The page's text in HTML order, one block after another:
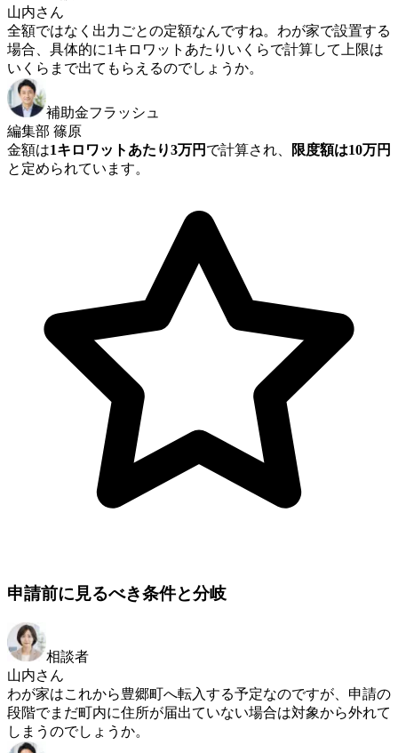
山内さん
全額ではなく出力ごとの定額なんですね。わが家で設置する
場合、具体的に1キロワットあたりいくらで計算して上限は
いくらまで出てもらえるのでしょうか。
補助金フラッシュ
編集部 篠原
金額は1キロワットあたり3万円 で計算され、
限度額は10万円
と定められています。
申請前に見るべき条件と分岐
相談者
山内さん
わが家はこれから豊郷町へ転入する予定なのですが、申請の
段階でまだ町内に住所が届出ていない場合は対象から外れて
しまうのでしょうか。